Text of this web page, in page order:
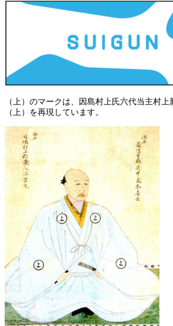
（上）のマークは、因島村上氏六代当主村
（上）を再現しています。